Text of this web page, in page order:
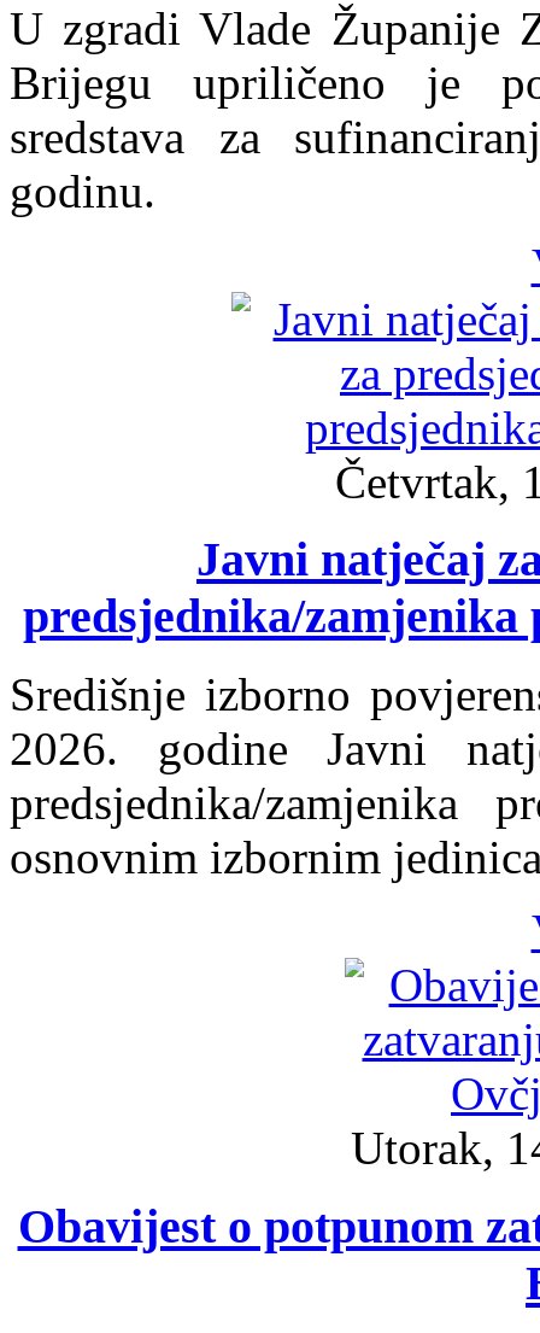
U zgradi Vlade Županije
Brijegu upriličeno je
sredstava za
godinu.
Četvrtak,
Javni natječaj
predsjednika/
Središnje izborno
2026. godine Javni
predsjednika/zamjenika
osnovnim izbornim
Utorak,
Obavijest o potpunom